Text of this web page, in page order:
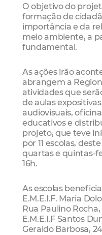
O objetivo do
formação de
importância e da
meio ambiente, a
fundamental.
As ações irão
abrangem a
atividades que
de aulas
audiovisuais,
educativos e
projeto, que teve
por 11 escolas,
quartas e quintas-
16h.
As escolas
E.M.E.I.F. Maria
Rua Paulino
E.M.E.I.F Santos
Geraldo Barbosa,